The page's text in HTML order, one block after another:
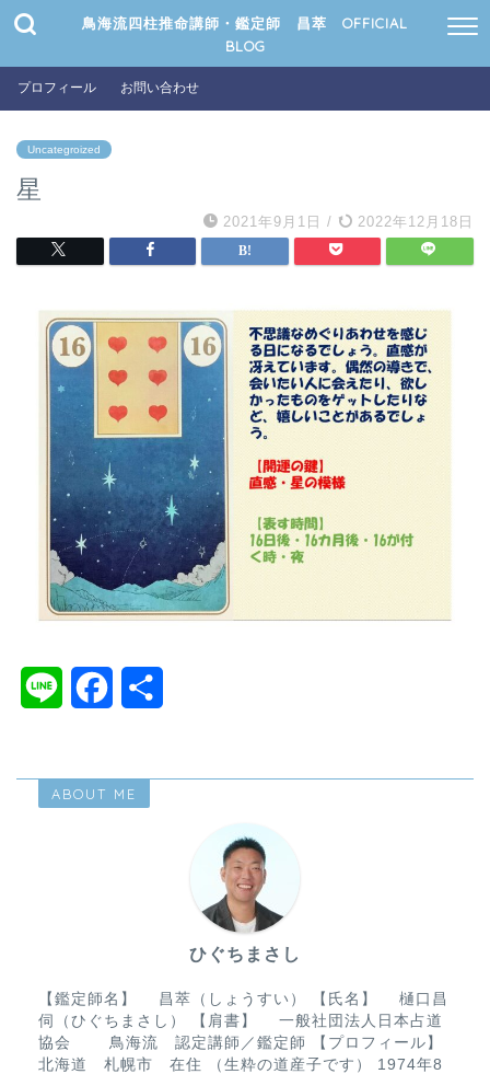
鳥海流四柱推命講師・鑑定師 昌萃 OFFICIAL
BLOG
プロフィール お問い合わせ
Uncategroized
星
2021年9月1日 / 2022年12月18日
e e
ABOUT ME
ひぐちまさし
【鑑定師名】 昌萃（しょうすい） 【氏名】 樋口昌
伺（ひぐちまさし） 【肩書】 一般社団法人日本占道
協会 鳥海流 認定講師／鑑定師 【プロフィール】
北海道 札幌市 在住 （生粋の道産子です） 1974年8